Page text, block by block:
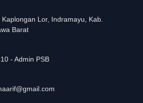
Lor, Indramayu, Kab.
Barat
- Admin PSB